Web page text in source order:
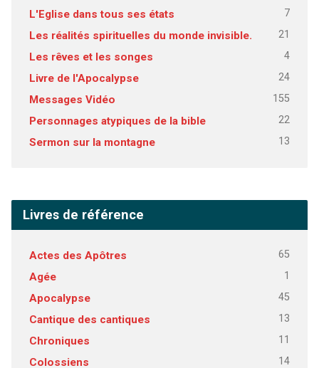
L'Eglise dans tous ses états 7
Les réalités spirituelles du monde invisible. 21
Les rêves et les songes 4
Livre de l'Apocalypse 24
Messages Vidéo 155
Personnages atypiques de la bible 22
Sermon sur la montagne 13
Livres de référence
Actes des Apôtres 65
Agée 1
Apocalypse 45
Cantique des cantiques 13
Chroniques 11
Colossiens 14